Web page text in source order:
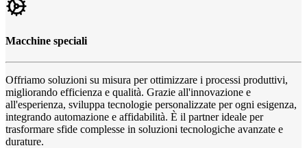
Macchine speciali
Offriamo soluzioni su misura per ottimizzare i processi produttivi,
migliorando efficienza e qualità. Grazie all'innovazione e
all'esperienza, sviluppa tecnologie personalizzate per ogni esigenza,
integrando automazione e affidabilità. È il partner ideale per
trasformare sfide complesse in soluzioni tecnologiche avanzate e
durature.